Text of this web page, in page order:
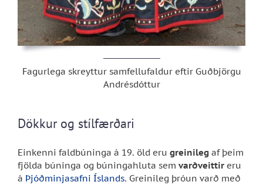
Fagurlega skreyttur samfellufaldur eftir Guðbjörgu
Andrésdóttur
Dökkur og stílfærðari
Einkenni faldbúninga á 19. öld eru greinileg af þeim
fjölda búninga og búningahluta sem varðveittir eru
á Þjóðminjasafni Íslands. Greinileg þróun varð með